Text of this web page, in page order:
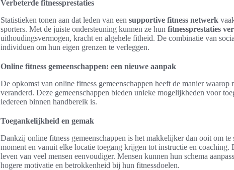
Verbeterde fitnessprestaties
Statistieken tonen aan dat leden van een supportive fitness netwerk
sporters. Met de juiste ondersteuning kunnen ze hun fitnessprestaties
uithoudingsvermogen, kracht en algehele fitheid. De combinatie van
individuen om hun eigen grenzen te verleggen.
Online fitness gemeenschappen: een nieuwe aanpak
De opkomst van online fitness gemeenschappen heeft de manier waarop
veranderd. Deze gemeenschappen bieden unieke mogelijkheden voor
iedereen binnen handbereik is.
Toegankelijkheid en gemak
Dankzij online fitness gemeenschappen is het makkelijker dan ooit om
moment en vanuit elke locatie toegang krijgen tot instructie en
leven van veel mensen eenvoudiger. Mensen kunnen hun schema
hogere motivatie en betrokkenheid bij hun fitnessdoelen.